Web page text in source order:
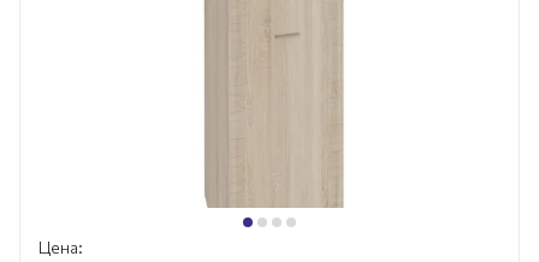
Цена: